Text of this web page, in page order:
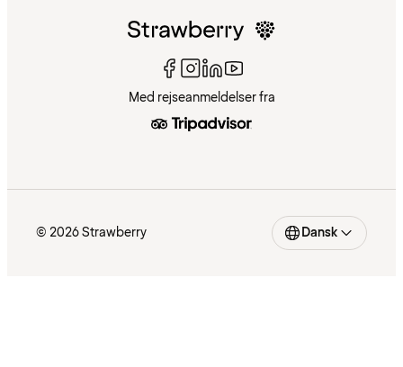
Med rejseanmeldelser fra
© 2026 Strawberry Dansk